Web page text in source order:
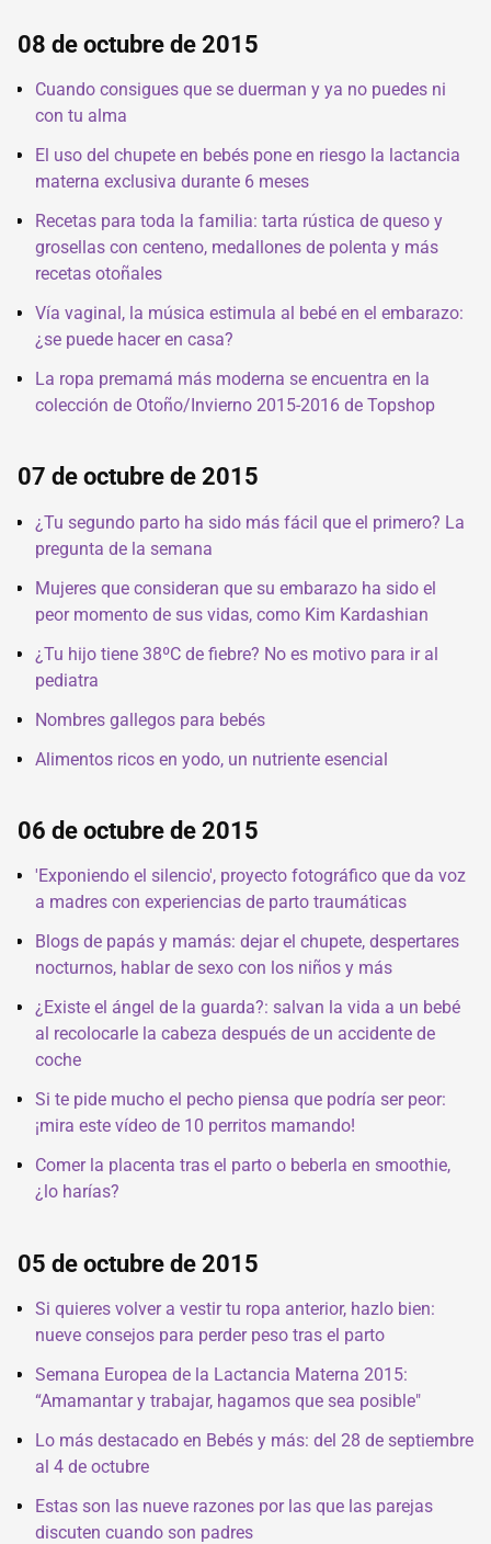
08 de octubre de 2015
Cuando consigues que se duerman y ya no puedes ni
con tu alma
El uso del chupete en bebés pone en riesgo la lactancia
materna exclusiva durante 6 meses
Recetas para toda la familia: tarta rústica de queso y
grosellas con centeno, medallones de polenta y más
recetas otoñales
Vía vaginal, la música estimula al bebé en el embarazo:
¿se puede hacer en casa?
La ropa premamá más moderna se encuentra en la
colección de Otoño/Invierno 2015-2016 de Topshop
07 de octubre de 2015
¿Tu segundo parto ha sido más fácil que el primero? La
pregunta de la semana
Mujeres que consideran que su embarazo ha sido el
peor momento de sus vidas, como Kim Kardashian
¿Tu hijo tiene 38ºC de fiebre? No es motivo para ir al
pediatra
Nombres gallegos para bebés
Alimentos ricos en yodo, un nutriente esencial
06 de octubre de 2015
'Exponiendo el silencio', proyecto fotográfico que da voz
a madres con experiencias de parto traumáticas
Blogs de papás y mamás: dejar el chupete, despertares
nocturnos, hablar de sexo con los niños y más
¿Existe el ángel de la guarda?: salvan la vida a un bebé
al recolocarle la cabeza después de un accidente de
coche
Si te pide mucho el pecho piensa que podría ser peor:
¡mira este vídeo de 10 perritos mamando!
Comer la placenta tras el parto o beberla en smoothie,
¿lo harías?
05 de octubre de 2015
Si quieres volver a vestir tu ropa anterior, hazlo bien:
nueve consejos para perder peso tras el parto
Semana Europea de la Lactancia Materna 2015:
“Amamantar y trabajar, hagamos que sea posible"
Lo más destacado en Bebés y más: del 28 de septiembre
al 4 de octubre
Estas son las nueve razones por las que las parejas
discuten cuando son padres